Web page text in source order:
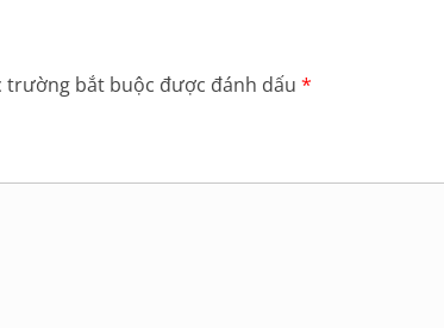
trường bắt buộc được đánh dấu *